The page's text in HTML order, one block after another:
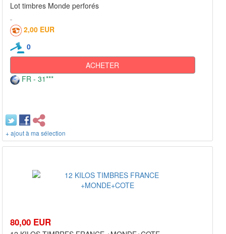
Lot timbres Monde perforés
2,00 EUR
0
ACHETER
FR - 31***
+ ajout à ma sélection
80,00 EUR